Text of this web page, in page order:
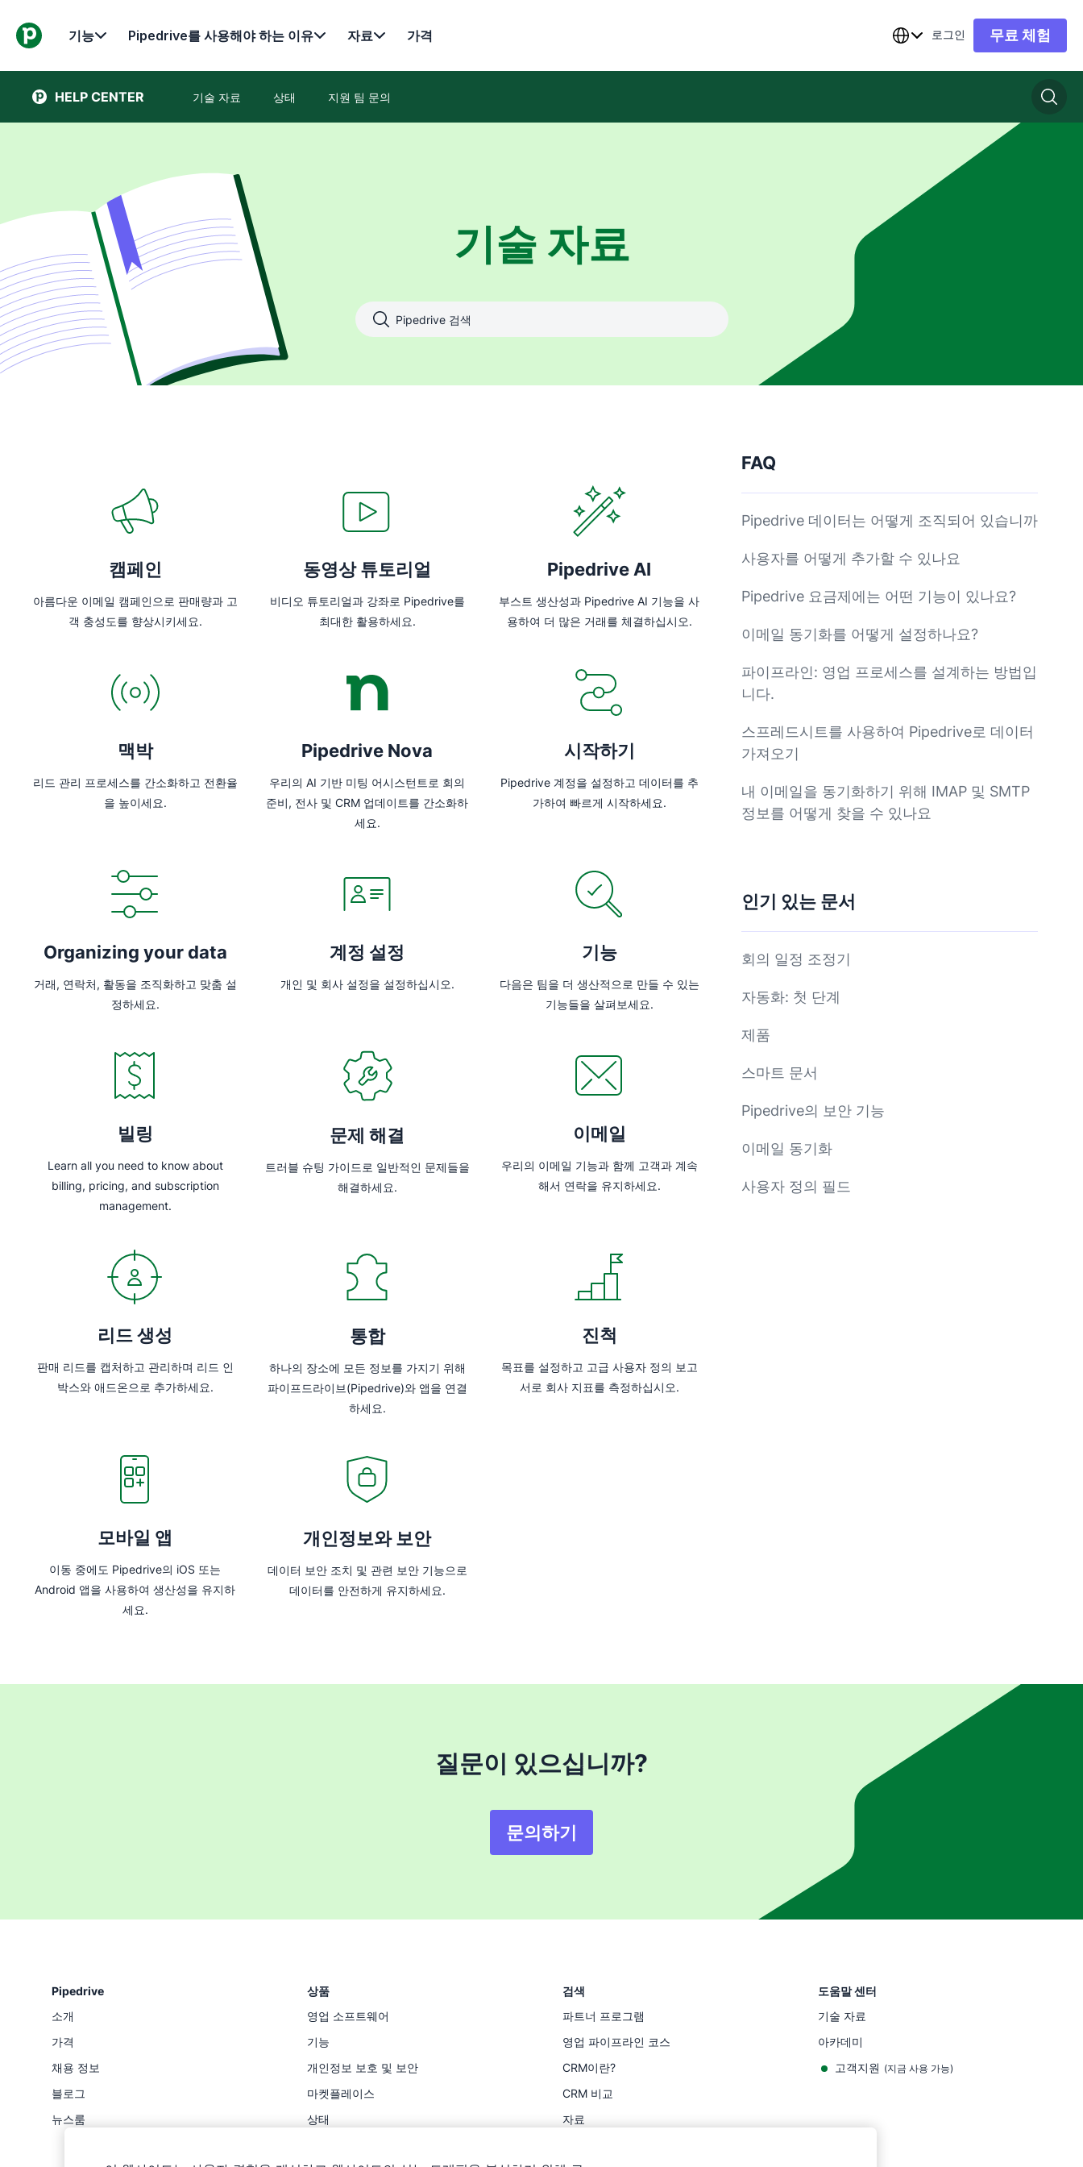
기능 Pipedrive를 사용해야 하는 이유 자료 가격 로그인 무료 체험
HELP CENTER 기술 자료 상태 지원 팀 문의
기술 자료
캠페인
아름다운 이메일 캠페인으로 판매량과 고
객 충성도를 향상시키세요.
동영상 튜토리얼
비디오 튜토리얼과 강좌로 Pipedrive를
최대한 활용하세요.
Pipedrive AI
부스트 생산성과 Pipedrive AI 기능을 사
용하여 더 많은 거래를 체결하십시오.
맥박
리드 관리 프로세스를 간소화하고 전환율
을 높이세요.
Pipedrive Nova
우리의 AI 기반 미팅 어시스턴트로 회의
준비, 전사 및 CRM 업데이트를 간소화하
세요.
시작하기
Pipedrive 계정을 설정하고 데이터를 추
가하여 빠르게 시작하세요.
Organizing your data
거래, 연락처, 활동을 조직화하고 맞춤 설
정하세요.
계정 설정
개인 및 회사 설정을 설정하십시오.
기능
다음은 팀을 더 생산적으로 만들 수 있는
기능들을 살펴보세요.
빌링
Learn all you need to know about
billing, pricing, and subscription
management.
문제 해결
트러블 슈팅 가이드로 일반적인 문제들을
해결하세요.
이메일
우리의 이메일 기능과 함께 고객과 계속
해서 연락을 유지하세요.
리드 생성
판매 리드를 캡처하고 관리하며 리드 인
박스와 애드온으로 추가하세요.
통합
하나의 장소에 모든 정보를 가지기 위해
파이프드라이브(Pipedrive)와 앱을 연결
하세요.
진척
목표를 설정하고 고급 사용자 정의 보고
서로 회사 지표를 측정하십시오.
모바일 앱
이동 중에도 Pipedrive의 iOS 또는
Android 앱을 사용하여 생산성을 유지하
세요.
개인정보와 보안
데이터 보안 조치 및 관련 보안 기능으로
데이터를 안전하게 유지하세요.
FAQ
Pipedrive 데이터는 어떻게 조직되어 있습니까
사용자를 어떻게 추가할 수 있나요
Pipedrive 요금제에는 어떤 기능이 있나요?
이메일 동기화를 어떻게 설정하나요?
파이프라인: 영업 프로세스를 설계하는 방법입
니다.
스프레드시트를 사용하여 Pipedrive로 데이터
가져오기
내 이메일을 동기화하기 위해 IMAP 및 SMTP
정보를 어떻게 찾을 수 있나요
인기 있는 문서
회의 일정 조정기
자동화: 첫 단계
제품
스마트 문서
Pipedrive의 보안 기능
이메일 동기화
사용자 정의 필드
질문이 있으십니까?
문의하기
Pipedrive
소개
가격
채용 정보
블로그
뉴스룸
상품
영업 소프트웨어
기능
개인정보 보호 및 보안
마켓플레이스
상태
검색
파트너 프로그램
영업 파이프라인 코스
CRM이란?
CRM 비교
자료
도움말 센터
기술 자료
아카데미
고객지원 (지금 사용 가능)